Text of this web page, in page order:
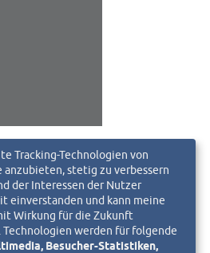
Tracking-Technologien von
stetig zu verbessern
der Interessen der Nutzer
einverstanden und kann meine
Wirkung für die Zukunft
werden für folgende
Besucher-Statistiken,